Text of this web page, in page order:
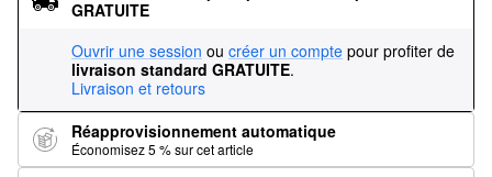
GRATUITE
Ouvrir une session ou créer un compte pour profiter de
livraison standard GRATUITE.
Livraison et retours
Réapprovisionnement automatique
Économisez 5 % sur cet article